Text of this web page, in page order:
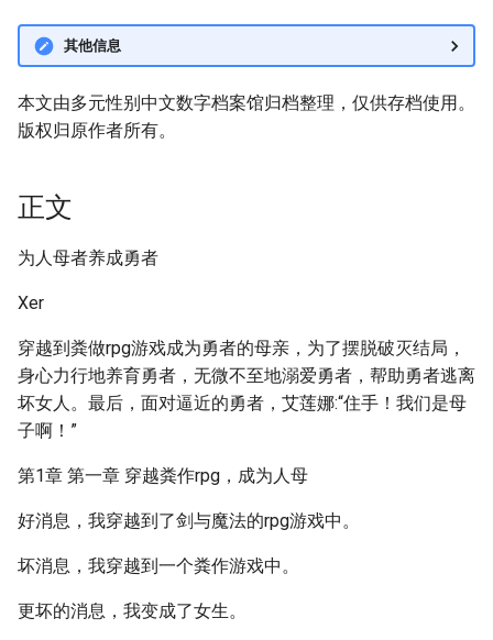
其他信息
本文由多元性别中文数字档案馆归档整理，仅供存档使用。
版权归原作者所有。
正文
为人母者养成勇者
Xer
穿越到粪做rpg游戏成为勇者的母亲，为了摆脱破灭结局，
身心力行地养育勇者，无微不至地溺爱勇者，帮助勇者逃离
坏女人。最后，面对逼近的勇者，艾莲娜:“住手！我们是母
子啊！”
第1章 第一章 穿越粪作rpg，成为人母
好消息，我穿越到了剑与魔法的rpg游戏中。
坏消息，我穿越到一个粪作游戏中。
更坏的消息，我变成了女生。